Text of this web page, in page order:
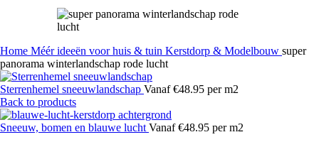
Home Méér ideeën voor huis & tuin Kerstdorp & Modelbouw super
panorama winterlandschap rode lucht
Sterrenhemel sneeuwlandschap Vanaf €48.95 per m2
Back to products
Sneeuw, bomen en blauwe lucht Vanaf €48.95 per m2